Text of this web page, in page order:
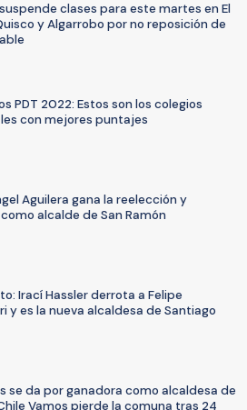
clases para este martes en El
y Algarrobo por no reposición de
PDT 2022: Estos son los colegios
con mejores puntajes
Aguilera gana la reelección y
alcalde de San Ramón
Irací Hassler derrota a Felipe
y es la nueva alcaldesa de Santiago
se da por ganadora como alcaldesa de
Vamos pierde la comuna tras 24